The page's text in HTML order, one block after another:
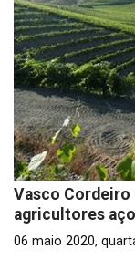
Vasco Cordeiro
agricultores
06 maio 2020,